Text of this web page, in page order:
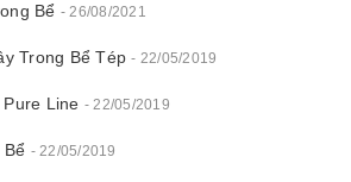
Bể - 26/08/2021
Trong Bể Tép- 22/05/2019
Line - 22/05/2019
Bể - 22/05/2019